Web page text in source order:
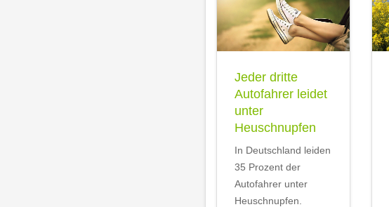
Jeder dritte
Autofahrer leidet
unter
Heuschnupfen
In Deutschland leiden
35 Prozent der
Autofahrer unter
Heuschnupfen.